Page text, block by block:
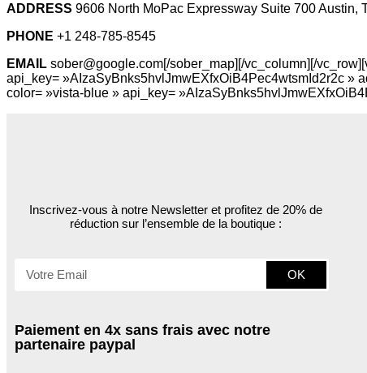
ADDRESS 9606 North MoPac Expressway Suite 700 Austin,
PHONE +1 248-785-8545
EMAIL sober@google.com[/sober_map][/vc_column][/
api_key= »AIzaSyBnks5hvlJmwEXfxOiB4Pec4wtsmId2r2c »
color= »vista-blue » api_key=
Inscrivez-vous à notre Newsletter et profitez de 20% de
réduction sur l’ensemble de la boutique :
OK
Paiement en 4x sans frais avec notre
partenaire paypal